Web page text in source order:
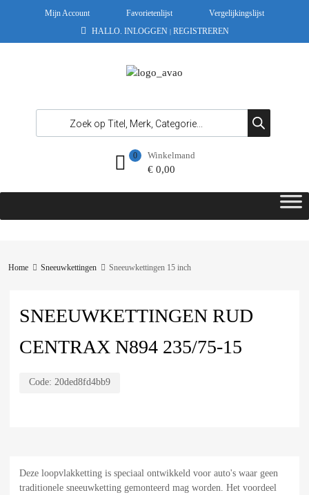
Mijn Account Favorietenlijst
Vergelijkingslijst
HALLO. INLOGGEN | REGISTREREN
Winkelmand
€0,00
0
Home Sneeuwkettingen Sneeuwkettingen 15 inch
SNEEUWKETTINGEN RUD
CENTRAX N894 235/75-15
Code: 20ded8fd4bb9
Deze loopvlakketting is speciaal ontwikkeld voor auto's waar geen
traditionele sneeuwketting gemonteerd mag worden. Het voordeel